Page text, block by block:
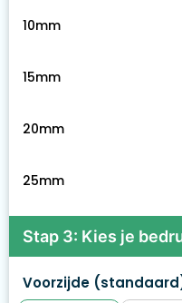
10mm
15mm
20mm
25mm
Stap 3: Kies je
Voorzijde